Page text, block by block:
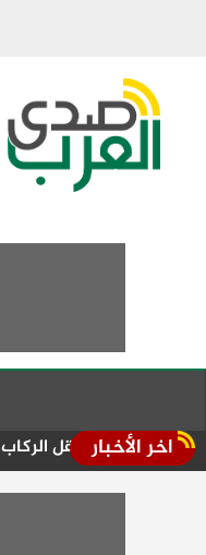
اخر الأخبار
الركاب و الشحن الجوي